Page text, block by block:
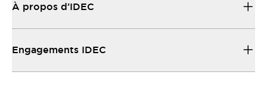
À propos d’IDEC
Engagements IDEC